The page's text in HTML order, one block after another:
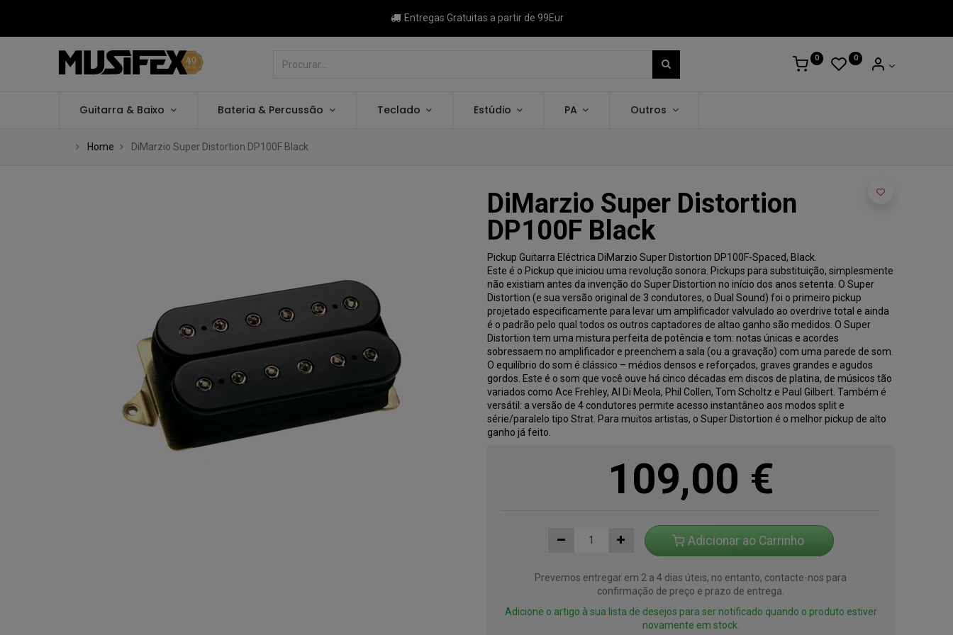
Entregas Gratuitas a partir de 99Eur
0 0
Guitarra & Baixo Bateria & Percussão Teclado Estúdio PA Outros
Home DiMarzio Super Distortion DP100F Black
DiMarzio Super Distortion
DP100F Black
Pickup Guitarra Eléctrica DiMarzio Super Distortion DP100F-Spaced, Black.
Este é o Pickup que iniciou uma revolução sonora. Pickups para substituição, simplesmente
não existiam antes da invenção do Super Distortion no início dos anos setenta. O Super
Distortion (e sua versão original de 3 condutores, o Dual Sound) foi o primeiro pickup
projetado especificamente para levar um amplificador valvulado ao overdrive total e ainda
é o padrão pelo qual todos os outros captadores de altao ganho são medidos. O Super
Distortion tem uma mistura perfeita de potência e tom: notas únicas e acordes
sobressaem no amplificador e preenchem a sala (ou a gravação) com uma parede de som.
O equilíbrio do som é clássico – médios densos e reforçados, graves grandes e agudos
gordos. Este é o som que você ouve há cinco décadas em discos de platina, de músicos tão
variados como Ace Frehley, Al Di Meola, Phil Collen, Tom Scholtz e Paul Gilbert. Também é
versátil: a versão de 4 condutores permite acesso instantâneo aos modos split e
série/paralelo tipo Strat. Para muitos artistas, o Super Distortion é o melhor pickup de alto
ganho já feito.
109,00 €
Adicionar ao Carrinho
Prevemos entregar em 2 a 4 dias úteis, no entanto, contacte-nos para
confirmação de preço e prazo de entrega.
Adicione o artigo à sua lista de desejos para ser notificado quando o produto estiver
novamente em stock.